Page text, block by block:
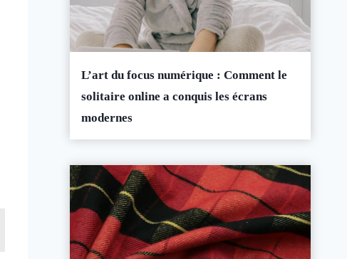
L’art du focus numérique : Comment le
solitaire online a conquis les écrans
modernes